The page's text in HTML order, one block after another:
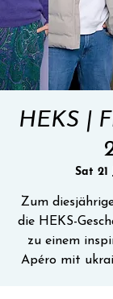
HEKS |
Sat 21
Zum
die HEKS-
zu einem
Apéro mit